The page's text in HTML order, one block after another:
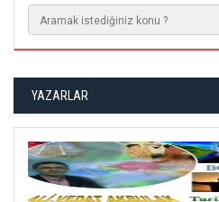
YAZARLAR